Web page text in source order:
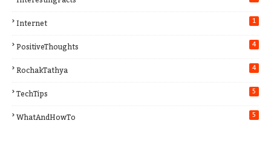
Internet 1
PositiveThoughts 4
RochakTathya 4
TechTips 5
WhatAndHowTo 5